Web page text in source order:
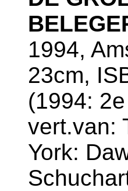
1994,
23cm,
(1994:
vert.van:
York: